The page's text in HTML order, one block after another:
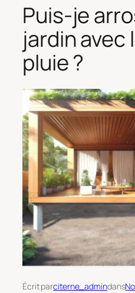
Puis-je
jardin avec
pluie ?
Écrit parciterne_admindans